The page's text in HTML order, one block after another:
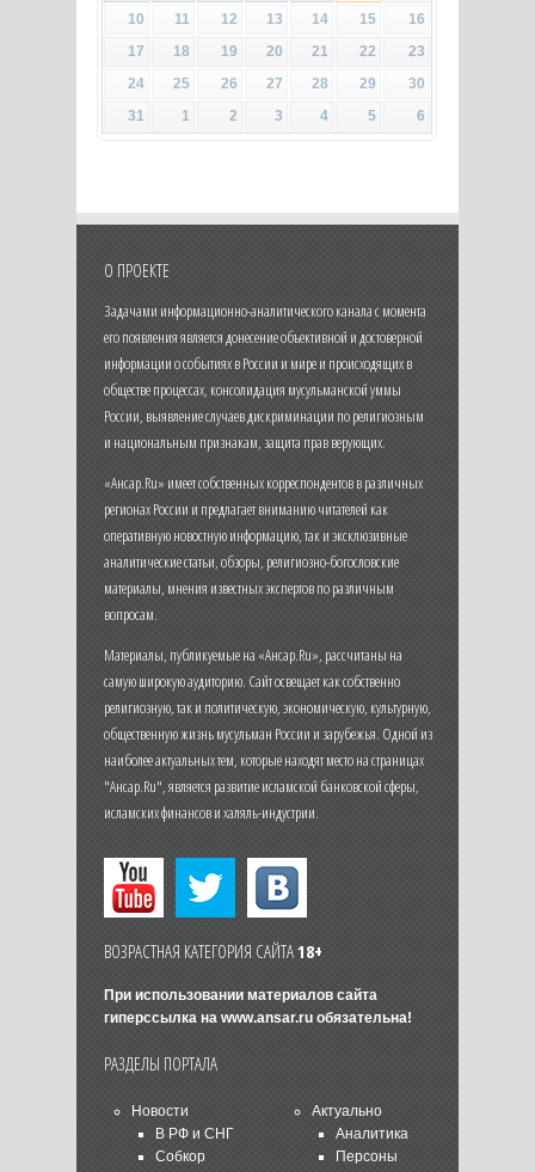
10
11 12 13 14 15
16
17
18 19 20 21 22
23
24
25 26 27 28 29
30
31
1 2 3 4 5 6
О ПРОЕКТЕ
Задачами информационно-аналитического канала с момента
его появления является донесение объективной и достоверной
информации о событиях в России и мире и происходящих в
обществе процессах, консолидация мусульманской уммы
России, выявление случаев дискриминации по религиозным
и национальным признакам, защита прав верующих.
«Ансар.Ru» имеет собственных корреспондентов в различных
регионах России и предлагает вниманию читателей как
оперативную новостную информацию, так и эксклюзивные
аналитические статьи, обзоры, религиозно-богословские
материалы, мнения известных экспертов по различным
вопросам.
Материалы, публикуемые на «Ансар.Ru», рассчитаны на
самую широкую аудиторию. Сайт освещает как собственно
религиозную, так и политическую, экономическую, культурную,
общественную жизнь мусульман России и зарубежья. Одной из
наиболее актуальных тем, которые находят место на страницах
"Ансар.Ru", является развитие исламской банковской сферы,
исламских финансов и халяль-индустрии.
ВОЗРАСТНАЯ КАТЕГОРИЯ САЙТА18+
При использовании материалов сайта
гиперссылка на www.ansar.ruобязательна!
РАЗДЕЛЫ ПОРТАЛА
Новости
В РФ и СНГ
Собкор
Актуально
Аналитика
Персоны